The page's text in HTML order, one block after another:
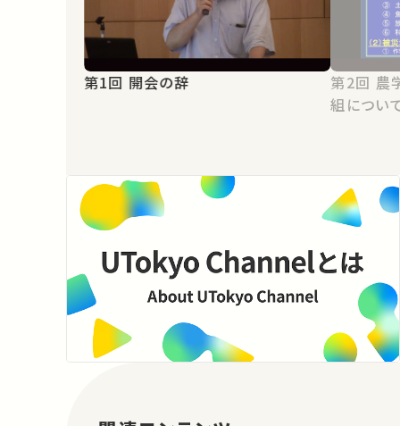
第1回 開会の辞
第2回 農学生命科学研究科全体の取
組につい